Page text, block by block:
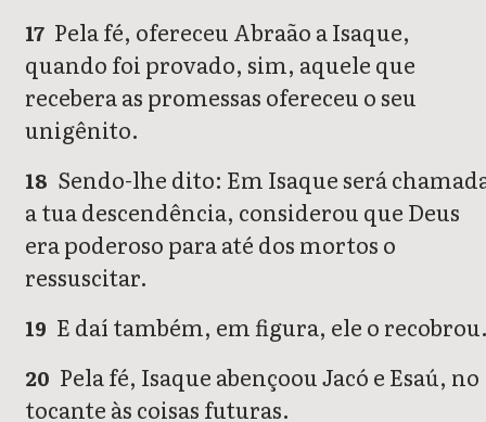
17 Pela fé, ofereceu Abraão a Isaque,
quando foi provado, sim, aquele que
recebera as promessas ofereceu o seu
unigênito.
18 Sendo-lhe dito: Em Isaque será
a tua descendência, considerou que Deus
era poderoso para até dos mortos o
ressuscitar.
19 E daí também, em figura, ele o
20 Pela fé, Isaque abençoou Jacó e Esaú, no
tocante às coisas futuras.